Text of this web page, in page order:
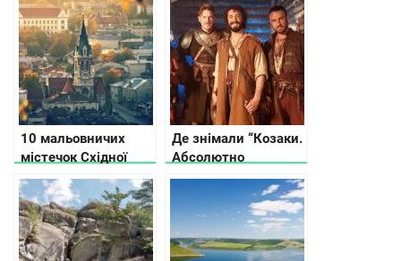
Микулинці
10 мальовничих
містечок Східної
Галичини, де варто
побувати цієї осені
Де знімали “Козаки.
Абсолютно
брехлива історія”.
найпопулярніших
місць